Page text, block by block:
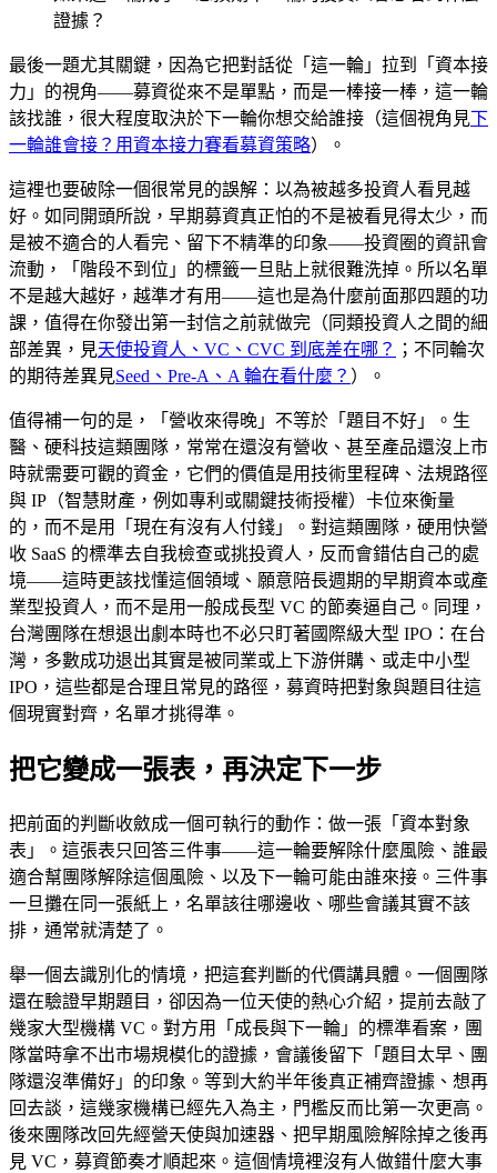
證據？
最後一題尤其關鍵，因為它把對話從「這一輪」拉到「資本接
力」的視角——募資從來不是單點，而是一棒接一棒，這一輪
該找誰，很大程度取決於下一輪你想交給誰接（這個視角見下
一輪誰會接？用資本接力賽看募資策略）。
這裡也要破除一個很常見的誤解：以為被越多投資人看見越
好。如同開頭所說，早期募資真正怕的不是被看見得太少，而
是被不適合的人看完、留下不精準的印象——投資圈的資訊會
流動，「階段不到位」的標籤一旦貼上就很難洗掉。所以名單
不是越大越好，越準才有用——這也是為什麼前面那四題的功
課，值得在你發出第一封信之前就做完（同類投資人之間的細
部差異，見天使投資人、VC、CVC 到底差在哪？
；不同輪次
的期待差異見Seed、Pre-A、A 輪在看什麼？ ）。
值得補一句的是，「營收來得晚」不等於「題目不好」。生
醫、硬科技這類團隊，常常在還沒有營收、甚至產品還沒上市
時就需要可觀的資金，它們的價值是用技術里程碑、法規路徑
與 IP（智慧財產，例如專利或關鍵技術授權）卡位來衡量
的，而不是用「現在有沒有人付錢」。對這類團隊，硬用快營
收 SaaS 的標準去自我檢查或挑投資人，反而會錯估自己的處
境——這時更該找懂這個領域、願意陪長週期的早期資本或產
業型投資人，而不是用一般成長型 VC 的節奏逼自己。同理，
台灣團隊在想退出劇本時也不必只盯著國際級大型 IPO：在台
灣，多數成功退出其實是被同業或上下游併購、或走中小型
IPO，這些都是合理且常見的路徑，募資時把對象與題目往這
個現實對齊，名單才挑得準。
把它變成一張表，再決定下一步
把前面的判斷收斂成一個可執行的動作：做一張「資本對象
表」。這張表只回答三件事——這一輪要解除什麼風險、誰最
適合幫團隊解除這個風險、以及下一輪可能由誰來接。三件事
一旦攤在同一張紙上，名單該往哪邊收、哪些會議其實不該
排，通常就清楚了。
舉一個去識別化的情境，把這套判斷的代價講具體。一個團隊
還在驗證早期題目，卻因為一位天使的熱心介紹，提前去敲了
幾家大型機構 VC。對方用「成長與下一輪」的標準看案，團
隊當時拿不出市場規模化的證據，會議後留下「題目太早、團
隊還沒準備好」的印象。等到大約半年後真正補齊證據、想再
回去談，這幾家機構已經先入為主，門檻反而比第一次更高。
後來團隊改回先經營天使與加速器、把早期風險解除掉之後再
見 VC，募資節奏才順起來。這個情境裡沒有人做錯什麼大事